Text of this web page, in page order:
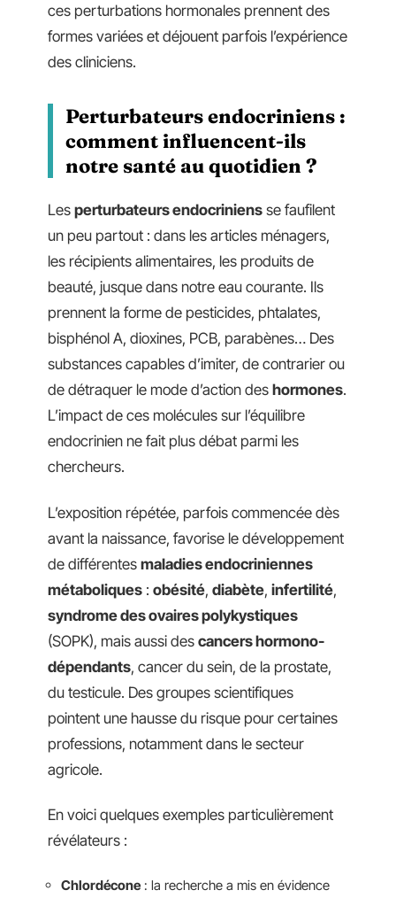
ces perturbations hormonales prennent des
formes variées et déjouent parfois l’expérience
des cliniciens.
Perturbateurs endocriniens :
comment influencent-ils
notre santé au quotidien ?
Les perturbateurs endocriniens se faufilent
un peu partout : dans les articles ménagers,
les récipients alimentaires, les produits de
beauté, jusque dans notre eau courante. Ils
prennent la forme de pesticides, phtalates,
bisphénol A, dioxines, PCB, parabènes… Des
substances capables d’imiter, de contrarier ou
de détraquer le mode d’action des hormones.
L’impact de ces molécules sur l’équilibre
endocrinien ne fait plus débat parmi les
chercheurs.
L’exposition répétée, parfois commencée dès
avant la naissance, favorise le développement
de différentes maladies endocriniennes
métaboliques : obésité, diabète, infertilité,
syndrome des ovaires polykystiques
(SOPK), mais aussi des cancers hormono-
dépendants, cancer du sein, de la prostate,
du testicule. Des groupes scientifiques
pointent une hausse du risque pour certaines
professions, notamment dans le secteur
agricole.
En voici quelques exemples particulièrement
révélateurs :
Chlordécone : la recherche a mis en évidence